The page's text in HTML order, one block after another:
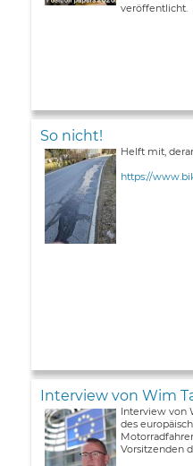
veröffentlicht.
So nicht!
Helft mit,
https://
Interview von Wim
Interview von
des
Vorsitzenden